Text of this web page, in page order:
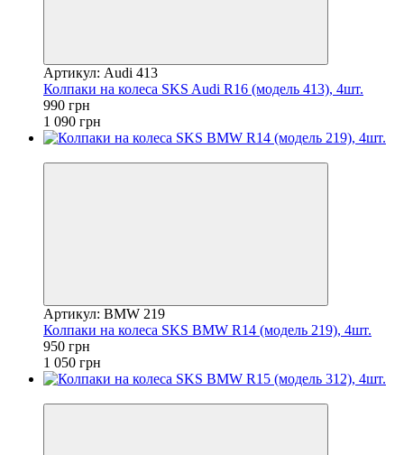
Артикул: Audi 413
Колпаки на колеса SKS Audi R16 (модель 413), 4шт.
990 грн
1 090 грн
Артикул: BMW 219
Колпаки на колеса SKS BMW R14 (модель 219), 4шт.
950 грн
1 050 грн